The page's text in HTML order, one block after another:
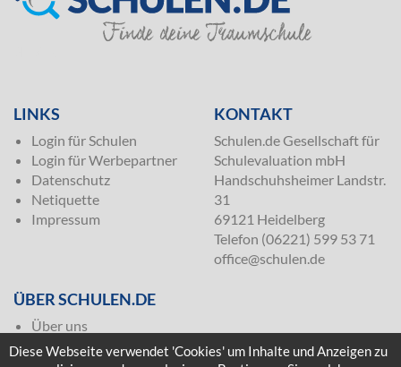
LINKS
Login für Schulen
Login für Werbepartner
Datenschutz
Netiquette
Impressum
KONTAKT
Schulen.de Gesellschaft für
Schulevaluation mbH
Handschuhsheimer Landstr.
31
69121 Heidelberg
Telefon (06221) 599 53 71
office@schulen.de
ÜBER SCHULEN.DE
Über uns
Presse
Diese Webseite verwendet 'Cookies' um Inhalte und Anzeigen zu